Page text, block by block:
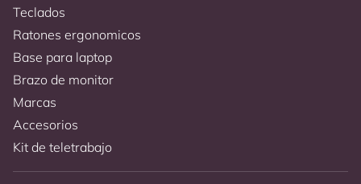
Teclados
Ratones ergonomicos
Base para laptop
Brazo de monitor
Marcas
Accesorios
Kit de teletrabajo